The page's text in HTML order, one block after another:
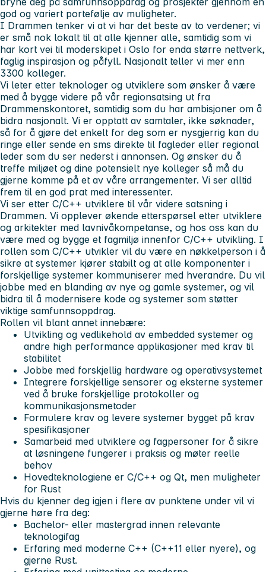
god og variert portefølje av muligheter.
I Drammen tenker vi at vi har det beste av to verdener; vi
er små nok lokalt til at alle kjenner alle, samtidig som vi
har kort vei til moderskipet i Oslo for enda større nettverk,
faglig inspirasjon og påfyll. Nasjonalt teller vi mer enn
3300 kolleger.
Vi leter etter teknologer og utviklere som ønsker å være
med å bygge videre på vår regionsatsing ut fra
Drammenskontoret, samtidig som du har ambisjoner om å
bidra nasjonalt. Vi er opptatt av samtaler, ikke søknader,
så for å gjøre det enkelt for deg som er nysgjerrig kan du
ringe eller sende en sms direkte til fagleder eller regional
leder som du ser nederst i annonsen. Og ønsker du å
treffe miljøet og dine potensielt nye kolleger så må du
gjerne komme på et av våre arrangementer. Vi ser alltid
frem til en god prat med interessenter.
Vi ser etter C/C++ utviklere til vår videre satsning i
Drammen. Vi opplever økende etterspørsel etter utviklere
og arkitekter med lavnivåkompetanse, og hos oss kan du
være med og bygge et fagmiljø innenfor C/C++ utvikling. I
rollen som C/C++ utvikler vil du være en nøkkelperson i å
sikre at systemer kjører stabilt og at alle komponenter i
forskjellige systemer kommuniserer med hverandre. Du vil
jobbe med en blanding av nye og gamle systemer, og vil
bidra til å modernisere kode og systemer som støtter
viktige samfunnsoppdrag.
Rollen vil blant annet innebære:
Utvikling og vedlikehold av embedded systemer og
andre high performance applikasjoner med krav til
stabilitet
Jobbe med forskjellig hardware og operativsystemet
Integrere forskjellige sensorer og eksterne systemer
ved å bruke forskjellige protokoller og
kommunikasjonsmetoder
Formulere krav og levere systemer bygget på krav
spesifikasjoner
Samarbeid med utviklere og fagpersoner for å sikre
at løsningene fungerer i praksis og møter reelle
behov
Hovedteknologiene er C/C++ og Qt, men muligheter
for Rust
Hvis du kjenner deg igjen i flere av punktene under vil vi
gjerne høre fra deg:
Bachelor- eller mastergrad innen relevante
teknologifag
Erfaring med moderne C++ (C++11 eller nyere), og
gjerne Rust.